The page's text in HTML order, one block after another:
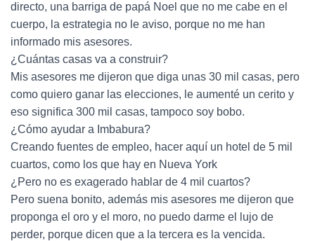
directo, una barriga de papá Noel que no me cabe en el
cuerpo, la estrategia no le aviso, porque no me han
informado mis asesores.
¿Cuántas casas va a construir?
Mis asesores me dijeron que diga unas 30 mil casas, pero
como quiero ganar las elecciones, le aumenté un cerito y
eso significa 300 mil casas, tampoco soy bobo.
¿Cómo ayudar a Imbabura?
Creando fuentes de empleo, hacer aquí un hotel de 5 mil
cuartos, como los que hay en Nueva York
¿Pero no es exagerado hablar de 4 mil cuartos?
Pero suena bonito, además mis asesores me dijeron que
proponga el oro y el moro, no puedo darme el lujo de
perder, porque dicen que a la tercera es la vencida.